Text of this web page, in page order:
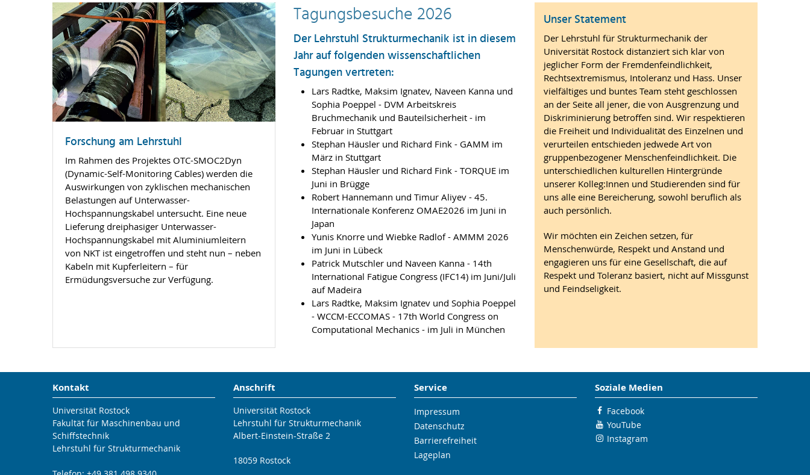
Forschung am Lehrstuhl
Im Rahmen des Projektes OTC-SMOC2Dyn
(Dynamic-Self-Monitoring Cables) werden die
Auswirkungen von zyklischen mechanischen
Belastungen auf Unterwasser-
Hochspannungskabel untersucht. Eine neue
Lieferung dreiphasiger Unterwasser-
Hochspannungskabel mit Aluminiumleitern
von NKT ist eingetroffen und steht nun – neben
Kabeln mit Kupferleitern – für
Ermüdungsversuche zur Verfügung.
Tagungsbesuche 2026
Der Lehrstuhl Strukturmechanik ist in diesem
Jahr auf folgenden wissenschaftlichen
Tagungen vertreten:
Lars Radtke, Maksim Ignatev, Naveen Kanna und
Sophia Poeppel - DVM Arbeitskreis
Bruchmechanik und Bauteilsicherheit - im
Februar in Stuttgart
Stephan Häusler und Richard Fink - GAMM im
März in Stuttgart
Stephan Häusler und Richard Fink - TORQUE im
Juni in Brügge
Robert Hannemann und Timur Aliyev - 45.
Internationale Konferenz OMAE2026 im Juni in
Japan
Yunis Knorre und Wiebke Radlof - AMMM 2026
im Juni in Lübeck
Patrick Mutschler und Naveen Kanna - 14th
International Fatigue Congress (IFC14) im Juni/Juli
auf Madeira
Lars Radtke, Maksim Ignatev und Sophia Poeppel
- WCCM-ECCOMAS - 17th World Congress on
Computational Mechanics - im Juli in München
Unser Statement
Der Lehrstuhl für Strukturmechanik der
Universität Rostock distanziert sich klar von
jeglicher Form der Fremdenfeindlichkeit,
Rechtsextremismus, Intoleranz und Hass. Unser
vielfältiges und buntes Team steht geschlossen
an der Seite all jener, die von Ausgrenzung und
Diskriminierung betroffen sind. Wir respektieren
die Freiheit und Individualität des Einzelnen und
verurteilen entschieden jedwede Art von
gruppenbezogener Menschenfeindlichkeit. Die
unterschiedlichen kulturellen Hintergründe
unserer Kolleg:Innen und Studierenden sind für
uns alle eine Bereicherung, sowohl beruflich als
auch persönlich.
Wir möchten ein Zeichen setzen, für
Menschenwürde, Respekt und Anstand und
engagieren uns für eine Gesellschaft, die auf
Respekt und Toleranz basiert, nicht auf Missgunst
und Feindseligkeit.
Kontakt
Universität Rostock
Fakultät für Maschinenbau und
Schiffstechnik
Lehrstuhl für Strukturmechanik
Anschrift
Universität Rostock
Lehrstuhl für Strukturmechanik
Albert-Einstein-Straße 2
18059 Rostock
Service
Impressum
Datenschutz
Barrierefreiheit
Lageplan
Soziale Medien
Facebook
YouTube
Instagram